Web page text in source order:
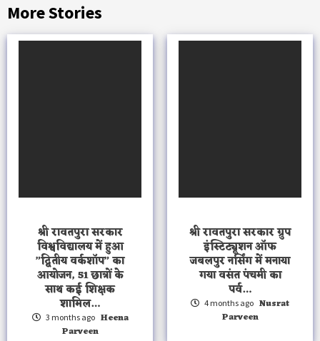
More Stories
श्री रावतपुरा सरकार
विश्वविद्यालय में हुआ
”द्वितीय वर्कशॉप” का
आयोजन, 51 छात्रों के
साथ कई शिक्षक
शामिल…
3 months ago Heena
Parveen
श्री रावतपुरा सरकार ग्रुप
इंस्टिट्यूशन ऑफ
जबलपुर नर्सिंग में मनाया
गया वसंत पंचमी का
पर्व…
4 months ago Nusrat
Parveen